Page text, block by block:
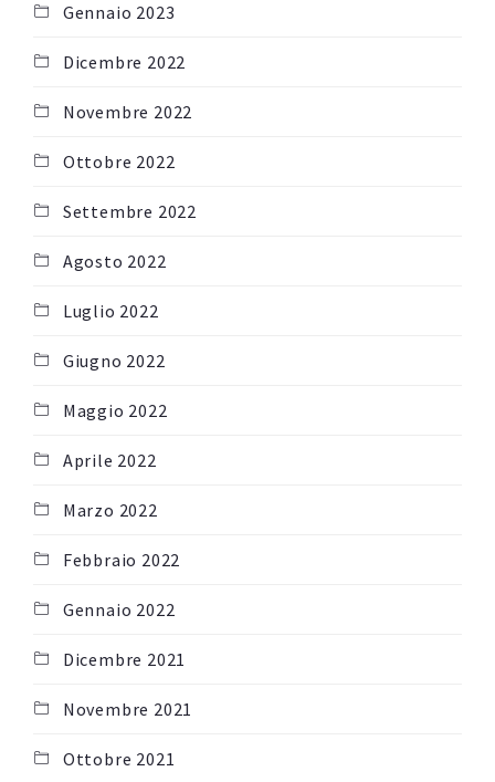
Gennaio 2023
Dicembre 2022
Novembre 2022
Ottobre 2022
Settembre 2022
Agosto 2022
Luglio 2022
Giugno 2022
Maggio 2022
Aprile 2022
Marzo 2022
Febbraio 2022
Gennaio 2022
Dicembre 2021
Novembre 2021
Ottobre 2021